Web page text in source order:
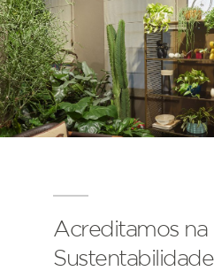
Acreditamos na
Sustentabilidade